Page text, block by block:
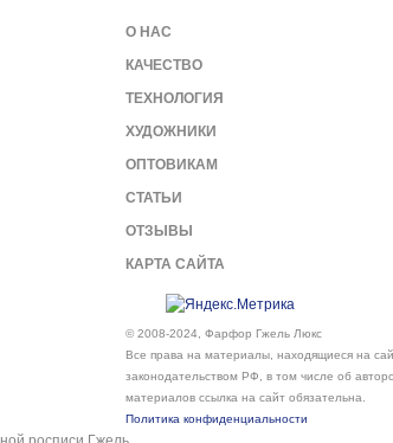
О НАС
КАЧЕСТВО
ТЕХНОЛОГИЯ
ХУДОЖНИКИ
ОПТОВИКАМ
СТАТЬИ
ОТЗЫВЫ
КАРТА САЙТА
© 2008-2024, Фарфор Гжель Люкс
Все права на материалы, находящиеся на
законодательством РФ, в том числе об
материалов ссылка на сайт обязательна.
Политика конфиденциальности